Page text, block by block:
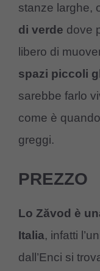
stanze larghe,
di verde dove
libero di
spazi piccoli
sarebbe farlo
come è
greggi.
PREZZO
Lo Zăvod è
Italia, infatti
dall’Enci si